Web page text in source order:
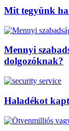
Mit tegyünk
Mennyi
dolgozóknak?
Haladékot